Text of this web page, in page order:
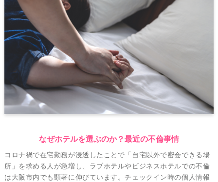
なぜホテルを選ぶのか？最近の不倫事情
コロナ禍で在宅勤務が浸透したことで「自宅以外で密会できる場
所」を求める人が急増し、ラブホテルやビジネスホテルでの不倫
は大阪市内でも顕著に伸びています。チェックイン時の個人情報